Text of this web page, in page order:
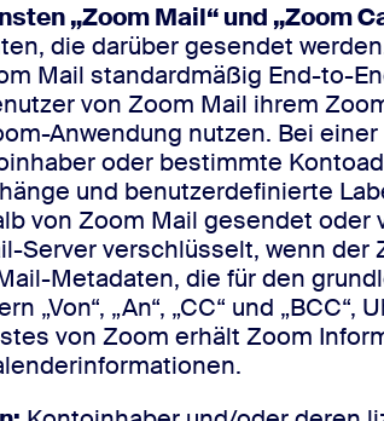
„Zoom Mail“ und „Zoom
die darüber gesendet
Mail standardmäßig End-to-
von Zoom Mail ihrem
Anwendung nutzen. Bei
oder bestimmte
und benutzerdefinierte
von Zoom Mail gesendet
Server verschlüsselt, wenn
Metadaten, die für den
„Von“, „An“, „CC“ und
von Zoom erhält Zoom